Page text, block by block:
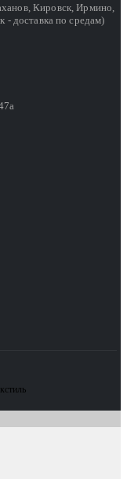
Кировск, Ирмино,
- доставка по средам)